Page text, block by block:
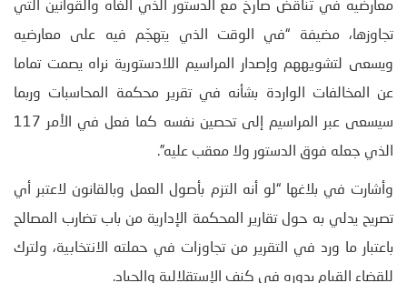
معارضيه في تناقض صارخ مع الدستور الذي ألغاه والقوانين التي
تجاوزها، مضيفة “في الوقت الذي يتهجّم فيه على معارضيه
ويسعى لتشويههم وإصدار المراسيم اللادستورية نراه يصمت تماما
عن المخالفات الواردة بشأنه في تقرير محكمة المحاسبات وربما
سيسعى عبر المراسيم إلى تحصين نفسه كما فعل في الأمر 117
الذي جعله فوق الدستور ولا معقب عليه”.
وأشارت في بلاغها “لو أنه التزم بأصول العمل وبالقانون لاعتبر أي
تصريح يدلي به حول تقارير المحكمة الإدارية من باب تضارب المصالح
باعتبار ما ورد في التقرير من تجاوزات في حملته الانتخابية، ولترك
للقضاء القيام بدوره في كنف الإستقلالية والحياد.